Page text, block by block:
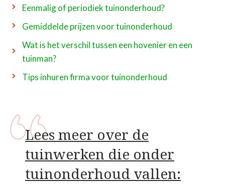
Eenmalig of periodiek tuinonderhoud?
Gemiddelde prijzen voor tuinonderhoud
Wat is het verschil tussen een hovenier en een
tuinman?
Tips inhuren firma voor tuinonderhoud
Lees meer over de
tuinwerken die onder
tuinonderhoud vallen: